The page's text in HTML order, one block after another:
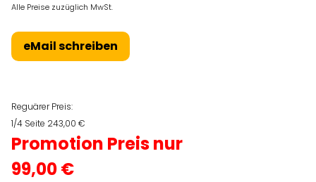
Alle Preise zuzüglich MwSt.
eMail schreiben
Reguärer Preis:
1/4 Seite 243,00 €
Promotion Preis nur
99,00 €